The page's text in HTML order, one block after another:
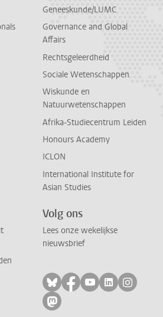
Geneeskunde/LUMC
Governance and Global
Affairs
Rechtsgeleerdheid
Sociale Wetenschappen
Wiskunde en
Natuurwetenschappen
Afrika-Studiecentrum Leiden
Honours Academy
ICLON
International Institute for
Asian Studies
Volg ons
Lees onze wekelijkse
nieuwsbrief
Volg ons op bluesky
Volg ons op
Volg ons op
Volg ons
Volg
Volg ons op mastodon